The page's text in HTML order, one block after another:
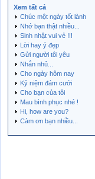
Xem tất cả
Chúc một ngày tốt lành
Nhớ bạn thật nhiều...
Sinh nhật vui vẻ !!!
Lời hay ý đẹp
Gửi người tôi yêu
Nhắn nhủ...
Cho ngày hôm nay
Kỷ niệm đám cưới
Cho bạn của tôi
Mau bình phục nhé !
Hi, how are you?
Cảm ơn bạn nhiều...